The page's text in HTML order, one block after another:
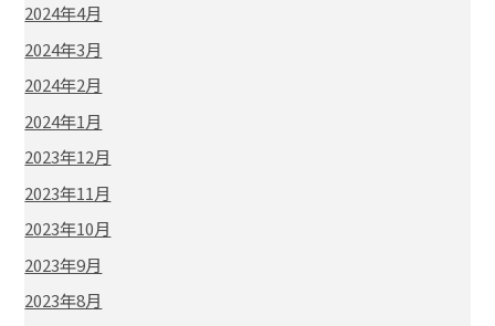
2024年4月
2024年3月
2024年2月
2024年1月
2023年12月
2023年11月
2023年10月
2023年9月
2023年8月